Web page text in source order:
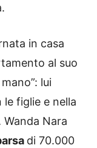
in casa
al suo
lui
figlie e nella
Nara
di 70.000